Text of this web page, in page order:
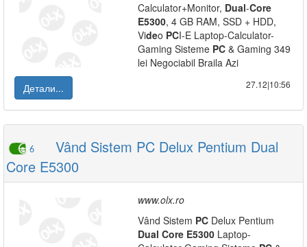
Calculator+Monitor, Dual-Core
E5300, 4 GB RAM, SSD + HDD,
Video PCI-E Laptop-Calculator-
Gaming Sisteme PC & Gaming 349
lei Negociabil Braila Azi
Детали...
27.12|10:56
6
Vând Sistem PC Delux Pentium Dual
Core E5300
www.olx.ro
Vând Sistem PC Delux Pentium
Dual Core E5300 Laptop-